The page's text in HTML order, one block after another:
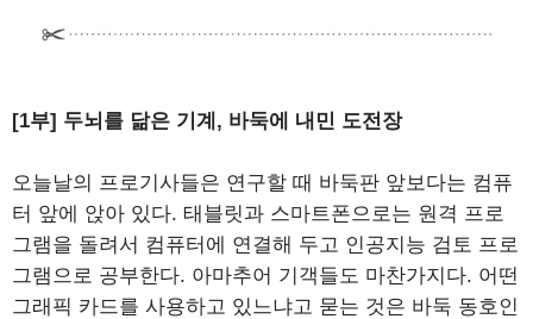
[1부] 두뇌를 닮은 기계, 바둑에 내민 도전장
오늘날의 프로기사들은 연구할 때 바둑판 앞보다는 컴퓨
터 앞에 앉아 있다. 태블릿과 스마트폰으로는 원격 프로
그램을 돌려서 컴퓨터에 연결해 두고 인공지능 검토 프로
그램으로 공부한다. 아마추어 기객들도 마찬가지다. 어떤
그래픽 카드를 사용하고 있느냐고 묻는 것은 바둑 동호인